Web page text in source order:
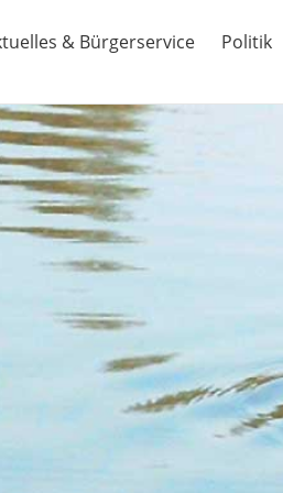
& Bürgerservice Politik